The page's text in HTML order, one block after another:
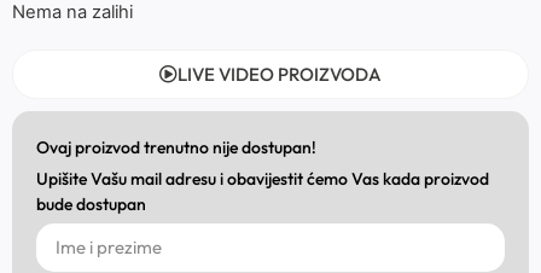
Nema na zalihi
LIVE VIDEO PROIZVODA
Ovaj proizvod trenutno nije dostupan!
Upišite Vašu mail adresu i obavijestit ćemo Vas kada proizvod
bude dostupan